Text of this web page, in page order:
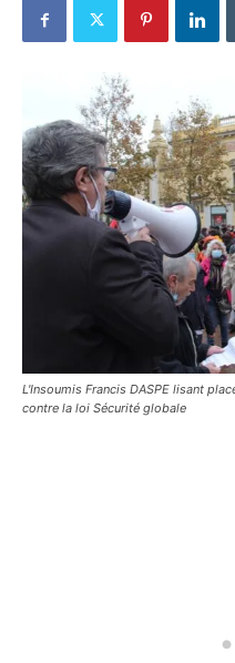
L'Insoumis Francis DASPE lisant
contre la loi Sécurité globale